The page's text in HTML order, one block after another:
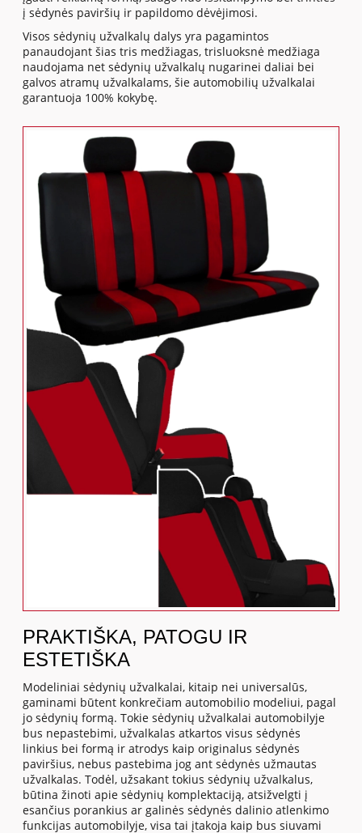
į sėdynės paviršių ir papildomo dėvėjimosi.
Visos sėdynių užvalkalų dalys yra pagamintos
panaudojant šias tris medžiagas, trisluoksnė medžiaga
naudojama net sėdynių užvalkalų nugarinei daliai bei
galvos atramų užvalkalams, šie automobilių užvalkalai
garantuoja 100% kokybę.
PRAKTIŠKA, PATOGU IR
ESTETIŠKA
Modeliniai sėdynių užvalkalai, kitaip nei universalūs,
gaminami būtent konkrečiam automobilio modeliui, pagal
jo sėdynių formą. Tokie sėdynių užvalkalai automobilyje
bus nepastebimi, užvalkalas atkartos visus sėdynės
linkius bei formą ir atrodys kaip originalus sėdynės
paviršius, nebus pastebima jog ant sėdynės užmautas
užvalkalas. Todėl, užsakant tokius sėdynių užvalkalus,
būtina žinoti apie sėdynių komplektaciją, atsižvelgti į
esančius porankius ar galinės sėdynės dalinio atlenkimo
funkcijas automobilyje, visa tai įtakoja kaip bus siuvami